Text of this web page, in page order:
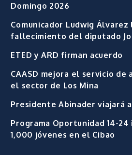
Domingo 2026
Comunicador Ludwig Álvarez
fallecimiento del diputado
ETED y ARD firman acuerdo
CAASD mejora el servicio de
el sector de Los Mina
Presidente Abinader viajará
Programa Oportunidad 14-24
1,000 jóvenes en el Cibao